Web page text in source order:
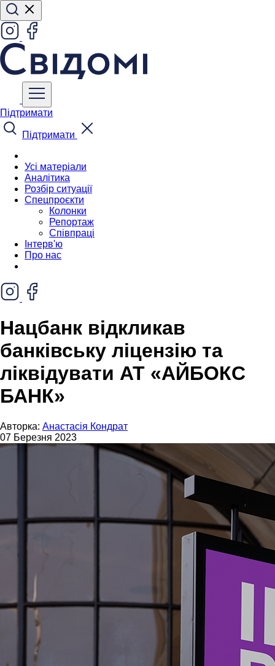
Підтримати
Підтримати
Усі матеріали
Аналітика
Розбір ситуації
Спецпроєкти
Колонки
Репортаж
Співпраці
Інтерв'ю
Про нас
Нацбанк відкликав
банківську ліцензію та
ліквідувати АТ «АЙБОКС
БАНК»
Авторка: Анастасія Кондрат
07 Березня 2023